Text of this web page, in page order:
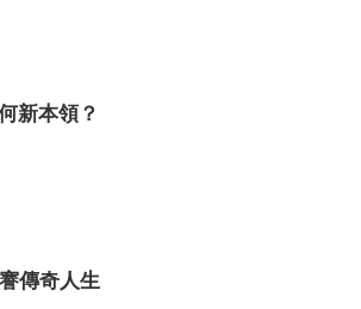
新本領？
傳奇人生